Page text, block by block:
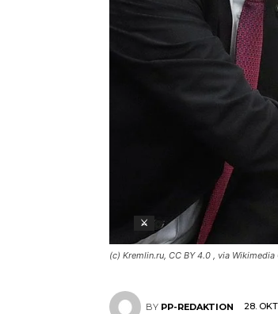
⚔
(c) Kremlin.ru, CC BY 4.0 , via
BY PP-REDAKTION 28.